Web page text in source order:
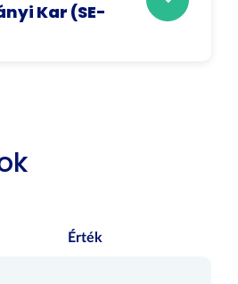
Kar (SE-
Érték